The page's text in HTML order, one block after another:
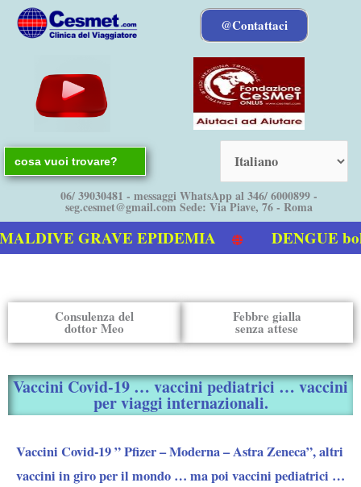
@Contattaci
Search
for:
06/ 39030481 - messaggi WhatsApp al 346/ 6000899 -
seg.cesmet@gmail.com Sede: Via Piave, 76 - Roma
GRAVE EPIDEMIA
DENGUE
Consulenza del
dottor Meo
Febbre gialla
senza attese
Vaccini Covid-19 … vaccini pediatrici … vaccini
per viaggi internazionali.
Vaccini Covid-19 ” Pfizer – Moderna – Astra Zeneca”, altri
vaccini in giro per il mondo … ma poi vaccini pediatrici …